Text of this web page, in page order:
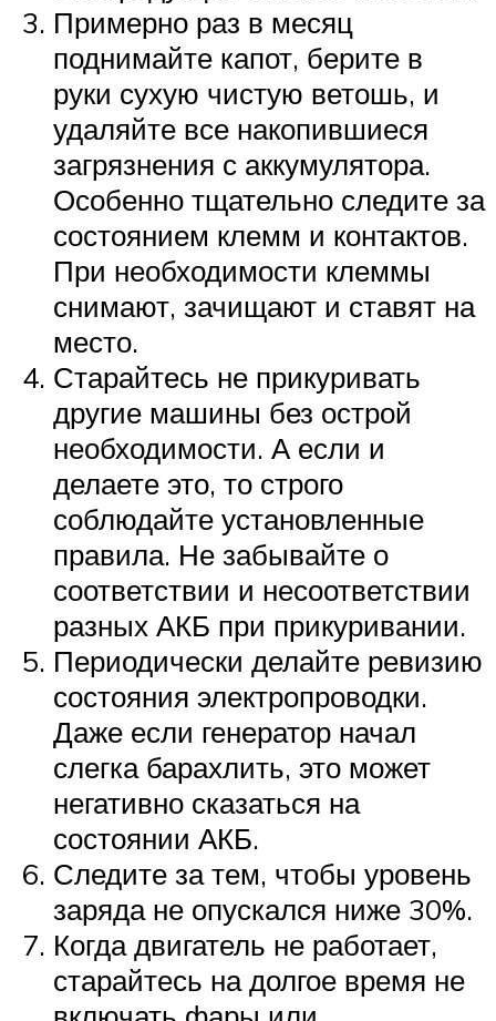
Примерно раз в месяц
поднимайте капот, берите в
руки сухую чистую ветошь, и
удаляйте все накопившиеся
загрязнения с аккумулятора.
Особенно тщательно следите за
состоянием клемм и контактов.
При необходимости клеммы
снимают, зачищают и ставят на
место.
Старайтесь не прикуривать
другие машины без острой
необходимости. А если и
делаете это, то строго
соблюдайте установленные
правила. Не забывайте о
соответствии и несоответствии
разных АКБ при прикуривании.
Периодически делайте ревизию
состояния электропроводки.
Даже если генератор начал
слегка барахлить, это может
негативно сказаться на
состоянии АКБ.
Следите за тем, чтобы уровень
заряда не опускался ниже 30%.
Когда двигатель не работает,
старайтесь на долгое время не